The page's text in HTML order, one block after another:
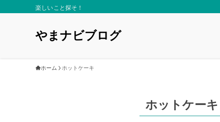
楽しいこと探そ！
やまナビブログ
ホーム ホットケーキ
ホットケーキ